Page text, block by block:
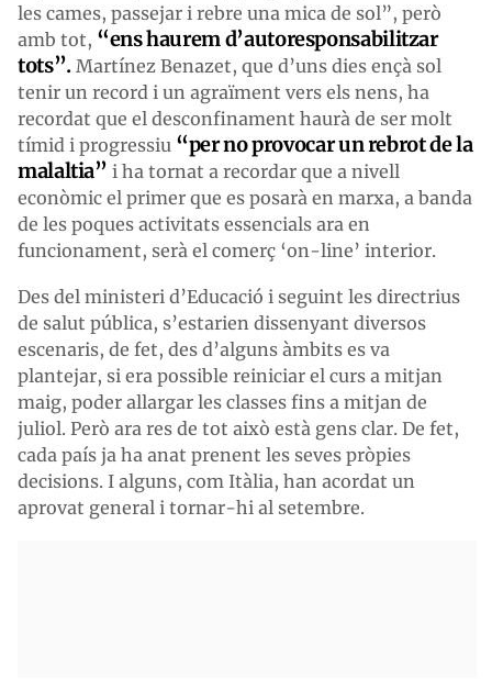
les cames, passejar i rebre una mica de sol”, però
amb tot, “ens haurem d’autoresponsabilitzar
tots”.Martínez Benazet, que d’uns dies ençà sol
tenir un record i un agraïment vers els nens, ha
recordat que el desconfinament haurà de ser molt
tímid i progressiu “per no provocar un rebrot de la
malaltia” i ha tornat a recordar que a nivell
econòmic el primer que es posarà en marxa, a banda
de les poques activitats essencials ara en
funcionament, serà el comerç ‘on-line’ interior.
Des del ministeri d’Educació i seguint les directrius
de salut pública, s’estarien dissenyant diversos
escenaris, de fet, des d’alguns àmbits es va
plantejar, si era possible reiniciar el curs a mitjan
maig, poder allargar les classes fins a mitjan de
juliol. Però ara res de tot això està gens clar. De fet,
cada país ja ha anat prenent les seves pròpies
decisions. I alguns, com Itàlia, han acordat un
aprovat general i tornar-hi al setembre.